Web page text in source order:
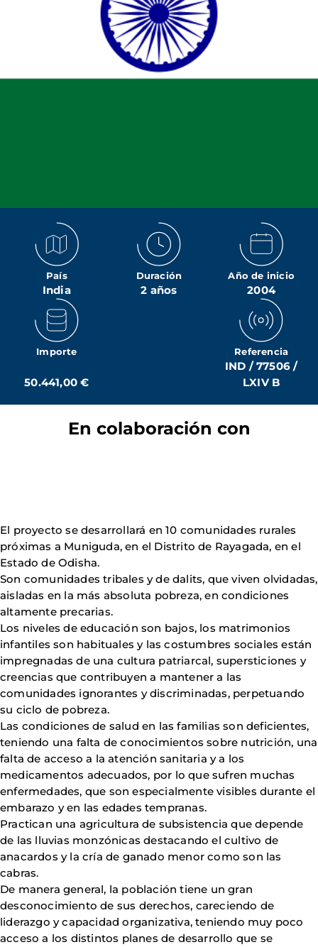
País
India
Duración
2 años
Año de inicio
2004
Importe
50.441,00 €
Referencia
IND / 77506 /
LXIV B
En colaboración con
El proyecto se desarrollará en 10 comunidades rurales
próximas a Muniguda, en el Distrito de Rayagada, en el
Estado de Odisha.
Son comunidades tribales y de dalits, que viven olvidadas,
aisladas en la más absoluta pobreza, en condiciones
altamente precarias.
Los niveles de educación son bajos, los matrimonios
infantiles son habituales y las costumbres sociales están
impregnadas de una cultura patriarcal, supersticiones y
creencias que contribuyen a mantener a las
comunidades ignorantes y discriminadas, perpetuando
su ciclo de pobreza.
Las condiciones de salud en las familias son deficientes,
teniendo una falta de conocimientos sobre nutrición, una
falta de acceso a la atención sanitaria y a los
medicamentos adecuados, por lo que sufren muchas
enfermedades, que son especialmente visibles durante el
embarazo y en las edades tempranas.
Practican una agricultura de subsistencia que depende
de las lluvias monzónicas destacando el cultivo de
anacardos y la cría de ganado menor como son las
cabras.
De manera general, la población tiene un gran
desconocimiento de sus derechos, careciendo de
liderazgo y capacidad organizativa, teniendo muy poco
acceso a los distintos planes de desarrollo que se